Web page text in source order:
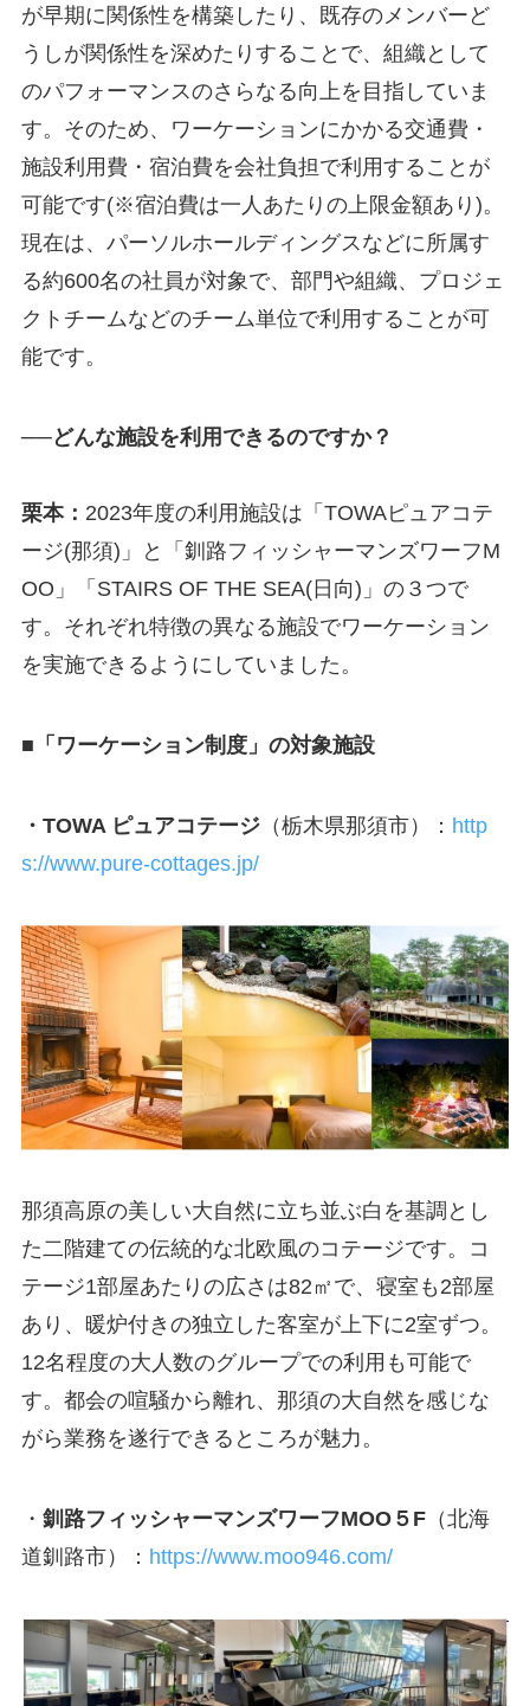
が早期に関係性を構築したり、既存のメンバーど
うしが関係性を深めたりすることで、組織として
のパフォーマンスのさらなる向上を目指していま
す。そのため、ワーケーションにかかる交通費・
施設利用費・宿泊費を会社負担で利用することが
可能です(※宿泊費は一人あたりの上限金額あり)。
現在は、パーソルホールディングスなどに所属す
る約600名の社員が対象で、部門や組織、プロジェ
クトチームなどのチーム単位で利用することが可
能です。
──どんな施設を利用できるのですか？
栗本： 2023年度の利用施設は「TOWAピュアコテ
ージ(那須)」と「釧路フィッシャーマンズワーフM
OO」「STAIRS OF THE SEA(日向)」の３つで
す。それぞれ特徴の異なる施設でワーケーション
を実施できるようにしていました。
■「ワーケーション制度」の対象施設
・TOWA ピュアコテージ（栃木県那須市）： http
s://www.pure-cottages.jp/
那須高原の美しい大自然に立ち並ぶ白を基調とし
た二階建ての伝統的な北欧風のコテージです。コ
テージ1部屋あたりの広さは82㎡で、寝室も2部屋
あり、暖炉付きの独立した客室が上下に2室ずつ。
12名程度の大人数のグループでの利用も可能で
す。都会の喧騒から離れ、那須の大自然を感じな
がら業務を遂行できるところが魅力。
・ 釧路フィッシャーマンズワーフMOO５F（北海
道釧路市）： https://www.moo946.com/